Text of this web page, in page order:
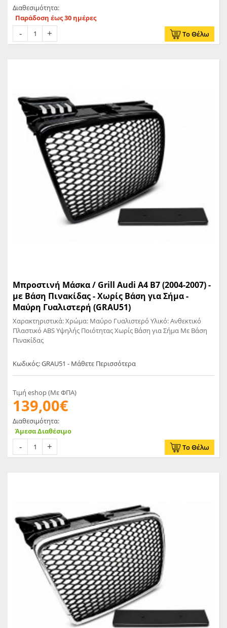
προφυλακτήρα !
Διαθεσιμότητα:
Παράδοση έως 30 ημέρες
Το Θέλω
Μπροστινή Μάσκα / Grill Audi A4 B7 (2004-2007) -
με Βάση Πινακίδας - Χωρίς Βάση για Σήμα -
Μαύρη Γυαλιστερή (GRAU51)
Χαρακτηριστικά: Χρώμα: Μαύρο Γυαλιστερό Υλικό: Ανθεκτικό
Πλαστικό ABS Υψηλής Ποιότητας Χωρίς Βάση για Σήμα Με Βάση
Πινακίδας
Κωδικός: GRAU51 - Μάθετε Περισσότερα
Τιμή eshop (Με ΦΠΑ)
139,00€
Διαθεσιμότητα:
Άμεσα Διαθέσιμο
Το Θέλω